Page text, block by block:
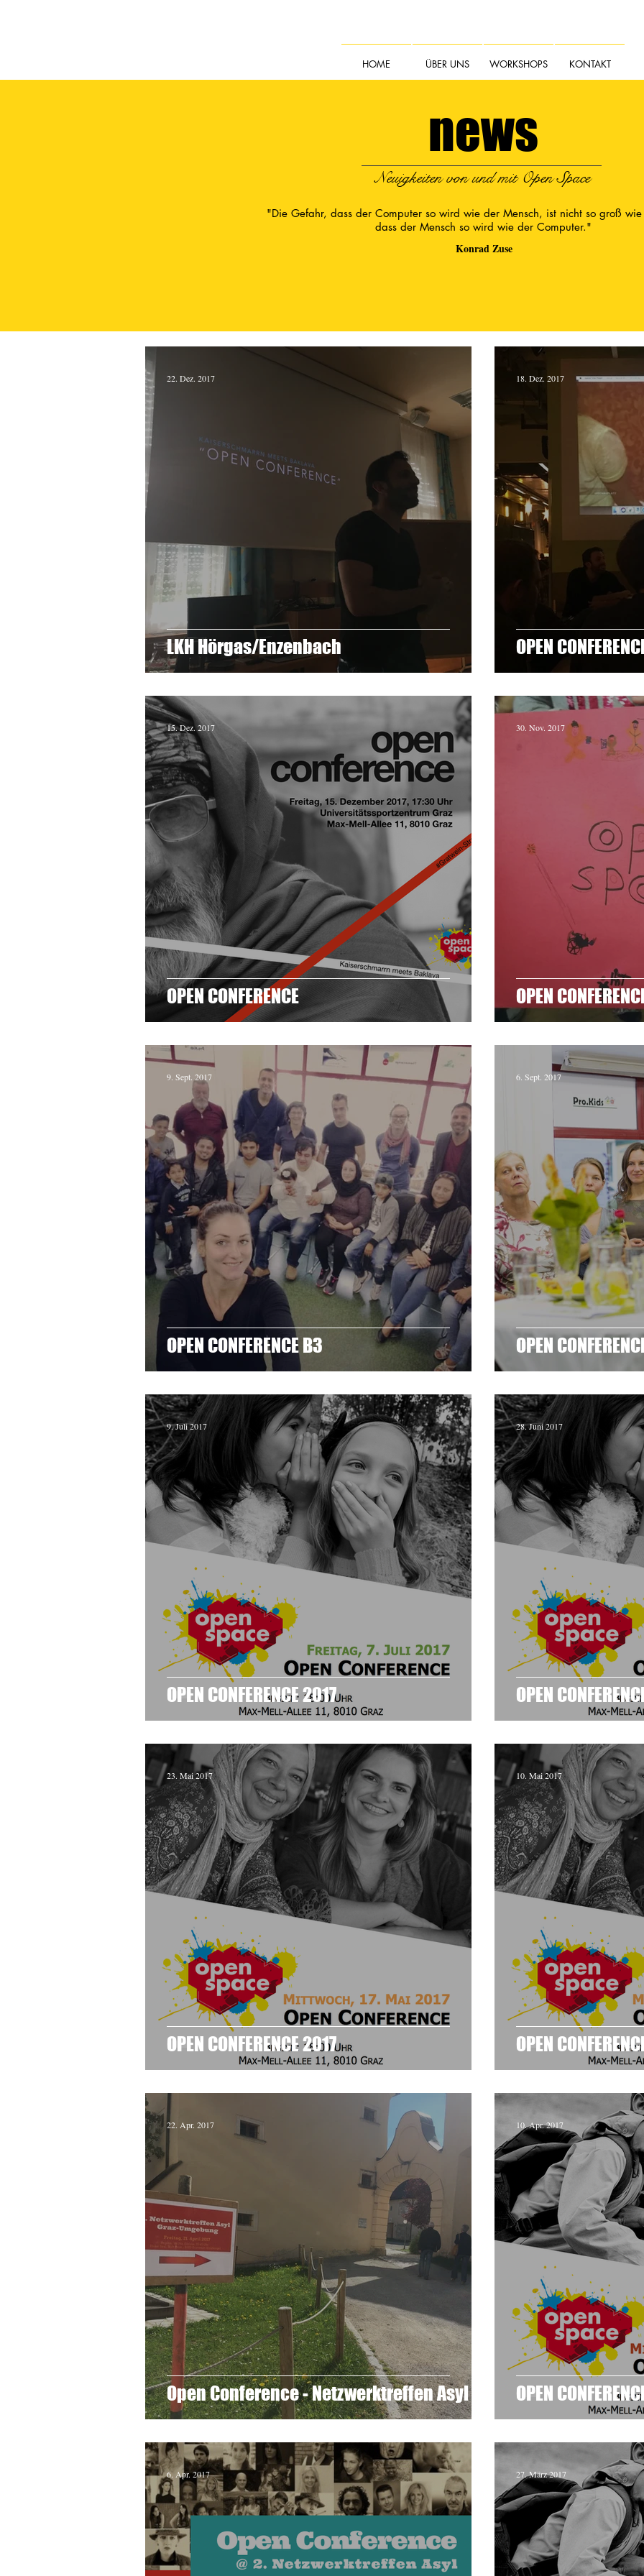
HOME ÜBER UNS WORKSHOPS KONTAKT
news
Neuigkeiten von und mit Open Space
"Die Gefahr, dass der Computer so wird wie der Mensch, ist nicht so groß
dass der Mensch so wird wie der Computer."
Konrad Zuse
LKH Hörgas/Enzenbach
22. Dez. 2017
OPEN
18. Dez. 2017
OPEN CONFERENCE
15. Dez. 2017
OPEN
30. Nov. 2017
OPEN CONFERENCE B3
9. Sept. 2017
OPEN
6. Sept. 2017
OPEN CONFERENCE 2017
9. Juli 2017
OPEN
28. Juni 2017
OPEN CONFERENCE 2017
23. Mai 2017
OPEN
10. Mai 2017
Open Conference - Netzwerktreffen Asyl
22. Apr. 2017
OPEN
10. Apr. 2017
6. Apr. 2017 27. März 2017